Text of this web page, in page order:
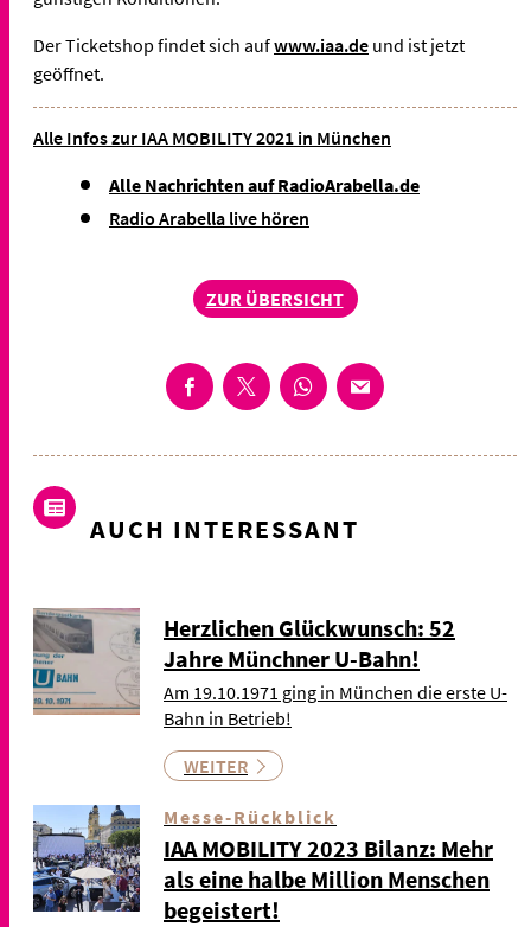
Der Ticketshop findet sich aufwww.iaa.de und ist jetzt
geöffnet.
Alle Infos zur IAA MOBILITY 2021 in München
Alle Nachrichten auf RadioArabella.de
Radio Arabella live hören
ZUR ÜBERSICHT
AUCH INTERESSANT
Herzlichen Glückwunsch: 52
Jahre Münchner U-Bahn!
Am 19.10.1971 ging in München die erste U-
Bahn in Betrieb!
WEITER
Messe-Rückblick
IAA MOBILITY 2023 Bilanz: Mehr
als eine halbe Million Menschen
begeistert!